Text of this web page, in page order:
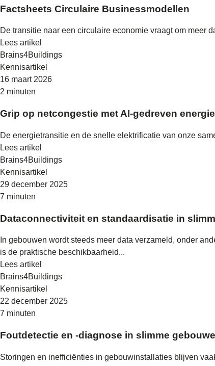
Factsheets Circulaire Businessmodellen
De transitie naar een circulaire economie vraagt om meer
Lees artikel
Brains4Buildings
Kennisartikel
16 maart 2026
2 minuten
Grip op netcongestie met AI-gedreven
De energietransitie en de snelle elektrificatie van onze
Lees artikel
Brains4Buildings
Kennisartikel
29 december 2025
7 minuten
Dataconnectiviteit en standaardisatie in
In gebouwen wordt steeds meer data verzameld, onder
is de praktische beschikbaarheid...
Lees artikel
Brains4Buildings
Kennisartikel
22 december 2025
7 minuten
Foutdetectie en -diagnose in slimme
Storingen en inefficiënties in gebouwinstallaties blijven